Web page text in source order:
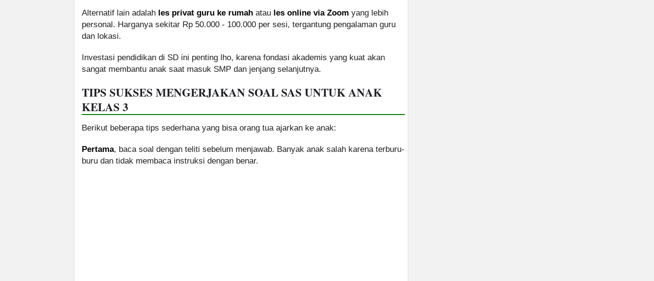
Alternatif lain adalah les privat guru ke rumah atau les online via Zoom yang lebih
personal. Harganya sekitar Rp 50.000 - 100.000 per sesi, tergantung pengalaman guru
dan lokasi.
Investasi pendidikan di SD ini penting lho, karena fondasi akademis yang kuat akan
sangat membantu anak saat masuk SMP dan jenjang selanjutnya.
TIPS SUKSES MENGERJAKAN SOAL SAS UNTUK ANAK
KELAS 3
Berikut beberapa tips sederhana yang bisa orang tua ajarkan ke anak:
Pertama, baca soal dengan teliti sebelum menjawab. Banyak anak salah karena terburu-
buru dan tidak membaca instruksi dengan benar.